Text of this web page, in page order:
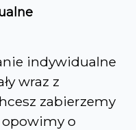
indywidualne
wraz z
zabierzemy
o